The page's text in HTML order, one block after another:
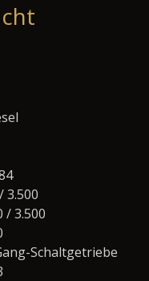
3.500
/ 3.500
Schaltgetriebe